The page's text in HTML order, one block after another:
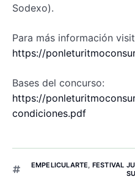
Sodexo).
Para más información
https://
Bases del concurso:
https://
condiciones.pdf
EMPELICULARTE, FESTIVAL